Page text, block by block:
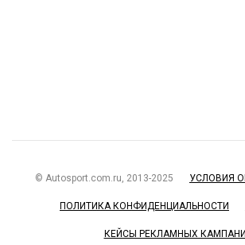
© Autosport.com.ru, 2013-2025 УСЛОВИЯ
ПОЛИТИКА КОНФИДЕНЦИАЛЬНОСТИ
КЕЙСЫ РЕКЛАМНЫХ